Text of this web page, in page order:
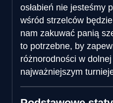
osłabień nie jesteśmy
wśród strzelców
nam zakuwać panią
to potrzebne, by
różnorodności w
najważniejszym